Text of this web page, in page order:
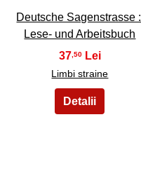
Deutsche Sagenstrasse :
Lese- und Arbeitsbuch
37,50
Limbi straine